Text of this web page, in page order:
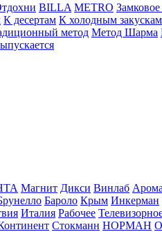
BILLA METRO
К десертам К холодным закускам
метод Метод Шарма
Магнит Дикси Винлаб
Бароло Крым Инкерман
Италия Рабочее
Стокманн НОРМАН